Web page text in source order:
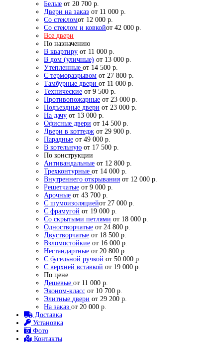
Белые от 20 700 р.
Двери на заказ от 11 000 р.
Со стекломот 12 000 р.
Со стеклом и ковкойот 42 000 р.
Все двери
По назначению
В квартиру от 11 000 р.
В дом (уличные) от 13 000 р.
Утепленные от 14 500 р.
С терморазрывом от 27 800 р.
Тамбурные двери от 11 000 р.
Технические от 9 500 р.
Противопожарные от 23 000 р.
Подъездные двери от 23 000 р.
На дачу от 13 000 р.
Офисные двери от 14 500 р.
Двери в коттедж от 29 900 р.
Парадные от 49 000 р.
В котельную от 17 500 р.
По конструкции
Антивандальные от 12 800 р.
Трехконтурные от 14 000 р.
Внутреннего открывания от 12 000 р.
Решетчатые от 9 000 р.
Арочные от 43 700 р.
С шумоизоляциейот 27 000 р.
С фрамугой от 19 000 р.
Со скрытыми петлями от 18 000 р.
Одностворчатые от 24 800 р.
Двустворчатые от 18 500 р.
Взломостойкие от 16 000 р.
Нестандартные от 20 800 р.
С бугельной ручкой от 50 000 р.
С верхней вставкой от 19 000 р.
По цене
Дешевые от 11 000 р.
Эконом-класс от 10 700 р.
Элитные двери от 29 200 р.
На заказ от 20 000 р.
Доставка
Установка
Фото
Контакты